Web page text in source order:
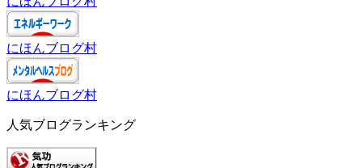
にほんブログ村
にほんブログ村
人気ブログランキング